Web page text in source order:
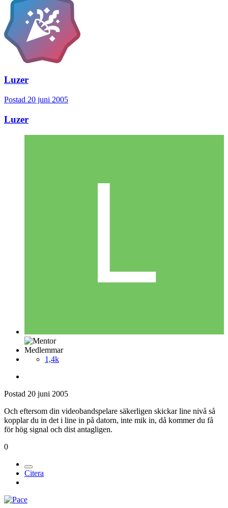
Luzer
Postad 20 juni 2005
Luzer
Medlemmar
1,4k
Postad 20 juni 2005
Och eftersom din videobandspelare säkerligen skickar line nivå så
kopplar du in det i line in på datorn, inte mik in, då kommer du få
för hög signal och dist antagligen.
0
Citera